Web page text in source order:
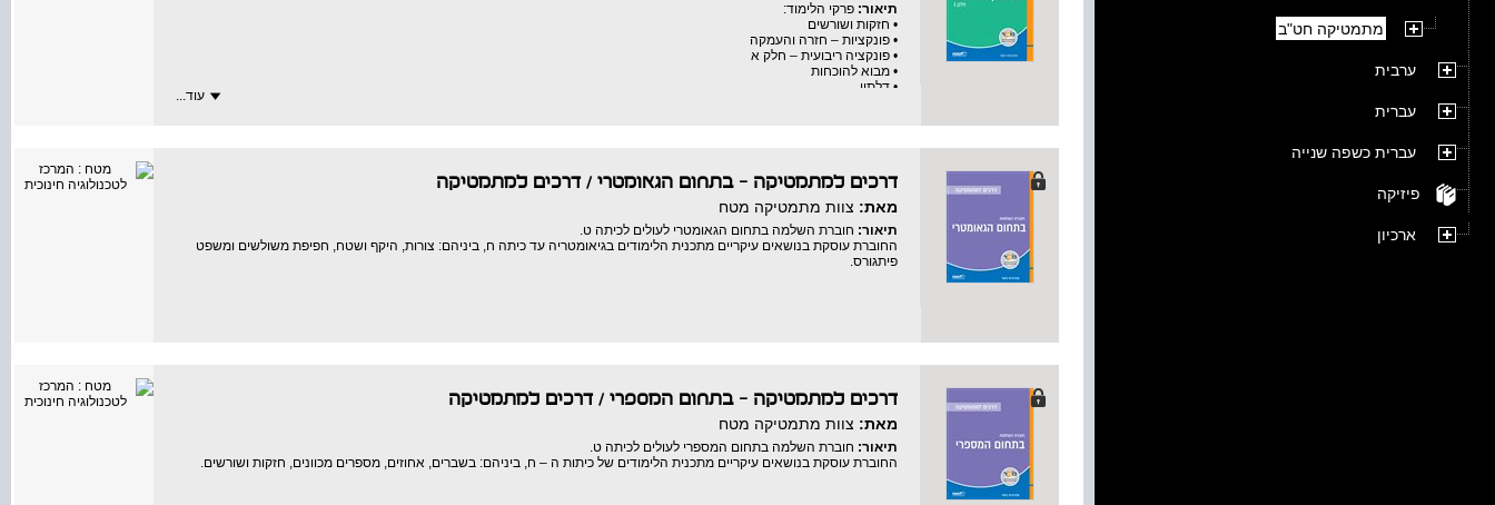
מתמטיקה חט"ב
ערבית
עברית
עברית כשפה שנייה
פיזיקה
ארכיון
תיאור: פרקי הלימוד:
• חזקות ושורשים
• פונקציות – חזרה והעמקה
• פונקציה ריבועית – חלק א
• מבוא להוכחות
• דלתון
עוד...
דרכים למתמטיקה - בתחום הגאומטרי / דרכים למתמטיקה
מאת: צוות מתמטיקה מטח
תיאור: חוברת השלמה בתחום הגאומטרי לעולים לכיתה ט.
החוברת עוסקת בנושאים עיקריים מתכנית הלימודים בגיאומטריה עד כיתה ח, ביניהם: צורות, היקף ושטח, חפיפת משולשים ומשפט
פיתגורס.
דרכים למתמטיקה - בתחום המספרי / דרכים למתמטיקה
מאת: צוות מתמטיקה מטח
תיאור: חוברת השלמה בתחום המספרי לעולים לכיתה ט.
החוברת עוסקת בנושאים עיקריים מתכנית הלימודים של כיתות ה – ח, ביניהם: בשברים, אחוזים, מספרים מכוונים, חזקות ושורשים.